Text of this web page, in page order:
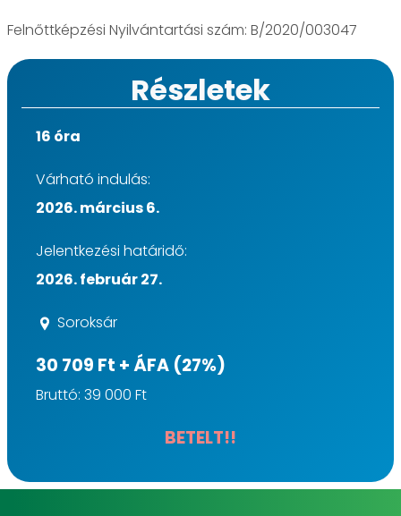
Felnőttképzési Nyilvántartási szám: B/2020/003047
Részletek
16 óra
Várható indulás:
2026. március 6.
Jelentkezési határidő:
2026. február 27.
Soroksár
30 709 Ft + ÁFA (27%)
Bruttó: 39 000 Ft
BETELT!!